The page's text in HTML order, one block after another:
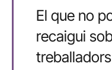
El que no
recaigui